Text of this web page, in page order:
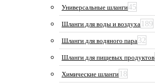
Универсальные шланги45
Шланги для воды и воздуха 189
Шланги для водяного пара32
Шланги для пищевых продуктов
Химические шланги 18